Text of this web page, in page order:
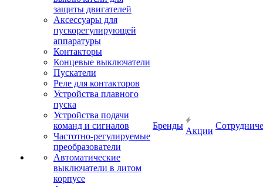
защиты двигателей
Аксессуары для
пускорегулирующей
аппаратуры
Контакторы
Концевые выключатели
Пускатели
Реле для контакторов
Устройства плавного
пуска
Устройства подачи
команд и сигналов
Частотно-регулируемые
преобразователи
Автоматические
выключатели в литом
корпусе
Бренды
Акции